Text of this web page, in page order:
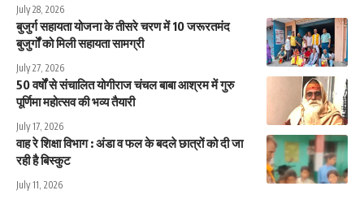
July 28, 2026
बुजुर्ग सहायता योजना के तीसरे चरण में 10 जरूरतमंद
बुजुर्गों को मिली सहायता सामग्री
July 27, 2026
50 वर्षों से संचालित योगीराज चंचल बाबा आश्रम में गुरु
पूर्णिमा महोत्सव की भव्य तैयारी
July 17, 2026
वाह रे शिक्षा विभाग : अंडा व फल के बदले छात्रों को दी जा
रही है बिस्कुट
July 11, 2026